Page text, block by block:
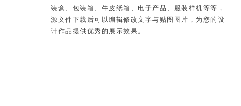
装盒、包装箱、牛皮纸箱、电子产品、服装样机等等，
源文件下载后可以编辑修改文字与贴图图片，为您的设
计作品提供优秀的展示效果。